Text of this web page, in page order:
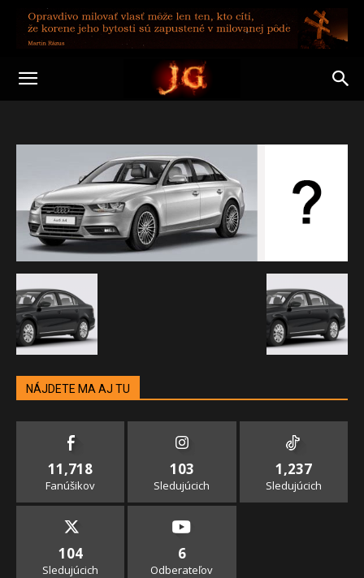
NÁJDETE MA AJ TU
11,718
Fanúšikov
103
Sledujúcich
1,237
Sledujúcich
104
Sledujúcich
6
Odberateľov